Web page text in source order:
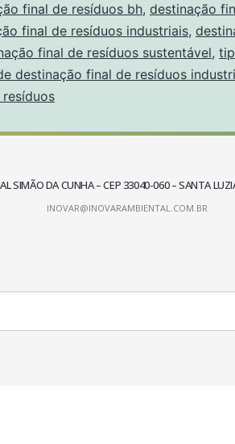
final de resíduos bh, destinação
final de resíduos industriais,
final de resíduos sustentável,
destinação final de resíduos
SIMÃO DA CUNHA – CEP 33040-060 – SANTA
INOVAR@INOVARAMBIENTAL.COM.BR